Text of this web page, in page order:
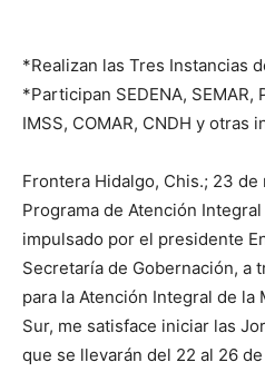
*Realizan las Tres Instancias
*Participan SEDENA, SEMAR,
IMSS, COMAR, CNDH y otras
Frontera Hidalgo, Chis.; 23 de
Programa de Atención
impulsado por el presidente
Secretaría de Gobernación, a
para la Atención Integral de la
Sur, me satisface iniciar las
que se llevarán del 22 al 26